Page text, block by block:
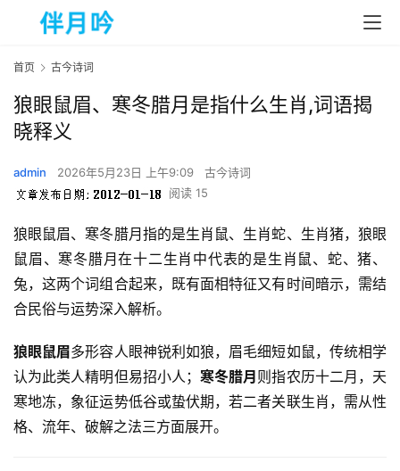
首页 古今诗词
狼眼鼠眉、寒冬腊月是指什么生肖,词语揭
晓释义
admin 2026年5月23日 上午9:09
古今诗词
阅读 15
狼眼鼠眉、寒冬腊月指的是生肖鼠、生肖蛇、生肖猪，狼眼
鼠眉、寒冬腊月在十二生肖中代表的是生肖鼠、蛇、猪、
兔，这两个词组合起来，既有面相特征又有时间暗示，需结
合民俗与运势深入解析。
狼眼鼠眉多形容人眼神锐利如狼，眉毛细短如鼠，传统相学
认为此类人精明但易招小人； 寒冬腊月 则指农历十二月，天
寒地冻，象征运势低谷或蛰伏期，若二者关联生肖，需从性
格、流年、破解之法三方面展开。